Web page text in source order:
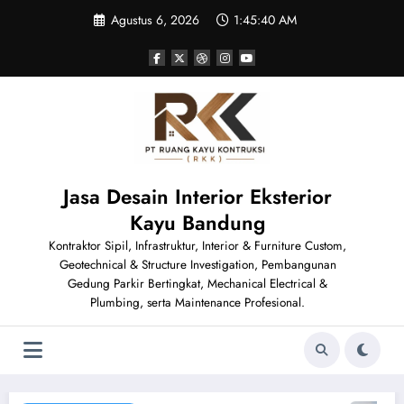
Agustus 6, 2026 1:45:42 AM
Jasa Desain Interior Eksterior
Kayu Bandung
Kontraktor Sipil, Infrastruktur, Interior & Furniture Custom,
Geotechnical & Structure Investigation, Pembangunan
Gedung Parkir Bertingkat, Mechanical Electrical &
Plumbing, serta Maintenance Profesional.